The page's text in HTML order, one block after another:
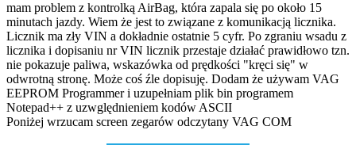
mam problem z kontrolką AirBag, która zapala się po około 15
minutach jazdy. Wiem że jest to związane z komunikacją licznika.
Licznik ma zły VIN a dokładnie ostatnie 5 cyfr. Po zgraniu wsadu z
licznika i dopisaniu nr VIN licznik przestaje działać prawidłowo tzn.
nie pokazuje paliwa, wskazówka od prędkości "kręci się" w
odwrotną stronę. Może coś źle dopisuję. Dodam że używam VAG
EEPROM Programmer i uzupełniam plik bin programem
Notepad++ z uzwględnieniem kodów ASCII
Poniżej wrzucam screen zegarów odczytany VAG COM